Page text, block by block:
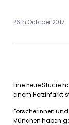
26th October 2017
Eine neue Studie
einem Herzinfarkt
Forscherinnen
München haben